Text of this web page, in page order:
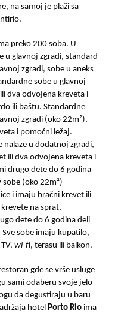
na samoj je plaži sa
preko 200 soba. U
u glavnoj zgradi, standard
zgradi, sobe u aneks
sobe u glavnoj
dva odvojena kreveta i
ili baštu. Standardne
zgradi (oko 22m²),
i pomoćni ležaj.
nalaze u dodatnoj zgradi,
ili dva odvojena kreveta i
drugo dete do 6 godina
(oko 22m²)
i imaju bračni krevet ili
na sprat,
dete do 6 godina deli
sobe imaju kupatilo,
wi-fi, terasu ili balkon.
gde se vrše usluge
sami odaberu svoje jelo
da degustiraju u baru
hotel Porto Rio ima